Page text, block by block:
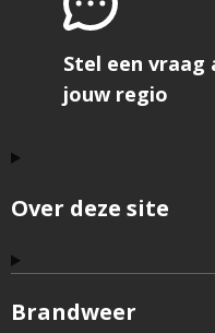
Over deze site
Brandweer
Stel een vraag
jouw regio